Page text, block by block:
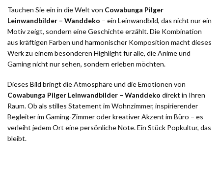
Tauchen Sie ein in die Welt von Cowabunga Pilger
Leinwandbilder – Wanddeko – ein Leinwandbild, das nicht nur ein
Motiv zeigt, sondern eine Geschichte erzählt. Die Kombination
aus kräftigen Farben und harmonischer Komposition macht dieses
Werk zu einem besonderen Highlight für alle, die Anime und
Gaming nicht nur sehen, sondern erleben möchten.
Dieses Bild bringt die Atmosphäre und die Emotionen von
Cowabunga Pilger Leinwandbilder – Wanddeko direkt in Ihren
Raum. Ob als stilles Statement im Wohnzimmer, inspirierender
Begleiter im Gaming-Zimmer oder kreativer Akzent im Büro – es
verleiht jedem Ort eine persönliche Note. Ein Stück Popkultur, das
bleibt.